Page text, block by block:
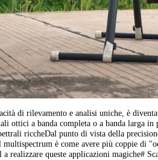
di rilevamento e analisi uniche, è
ottici a banda completa o a banda larga
riccheDal punto di vista della
è come avere più coppie di
realizzare queste applicazioni magiche#